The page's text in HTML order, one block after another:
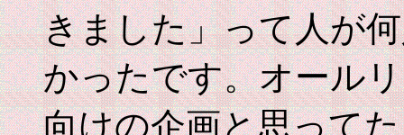
きました」って人が
かったです。オール
向けの企画と思って